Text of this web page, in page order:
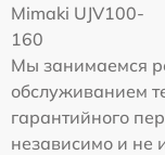
Mimaki UJV100-
160
Мы занимаемся
обслуживанием
гарантийного
независимо и не